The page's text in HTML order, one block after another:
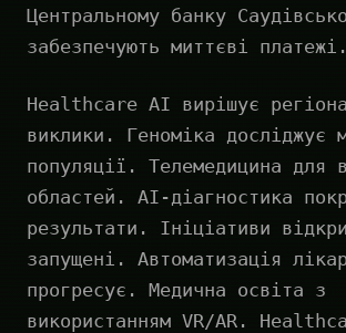
Центральному банку
забезпечують миттєві платежі.
Healthcare AI вирішує
виклики. Геноміка досліджує
популяції. Телемедицина для
областей. AI-діагностика
результати. Ініціативи
запущені. Автоматизація
прогресує. Медична освіта з
використанням VR/AR.